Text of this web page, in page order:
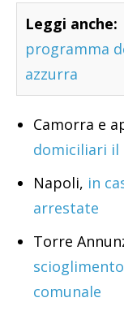
Leggi anche:
programma
azzurra
Camorra e
domiciliari il
Napoli, in
arrestate
Torre
comunale